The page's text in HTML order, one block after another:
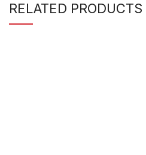
RELATED PRODUCTS